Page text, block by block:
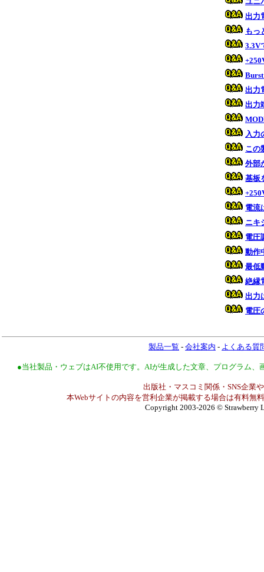
出力
もっ
3.3V
出力
出力
入力
この
外部
基板
電流
ニキ
電圧
動作
最低
絶縁
出力
電圧
製品一覧 - 会社案内 - よくある質
●当社製品・ウェブはAI不使用です。AIが生成した文章、プログラム
出版社・マスコミ関係・SNS企業
本Webサイトの内容を営利企業が掲載する場合は有料無
Copyright 2003-2026 © Strawberry